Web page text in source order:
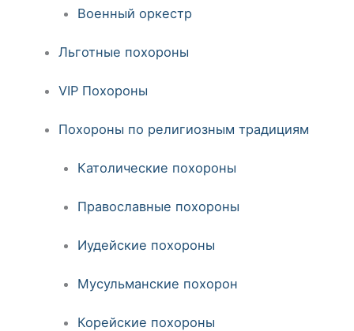
Военный оркестр
Льготные похороны
VIP Похороны
Похороны по религиозным традициям
Католические похороны
Православные похороны
Иудейские похороны
Мусульманские похорон
Корейские похороны